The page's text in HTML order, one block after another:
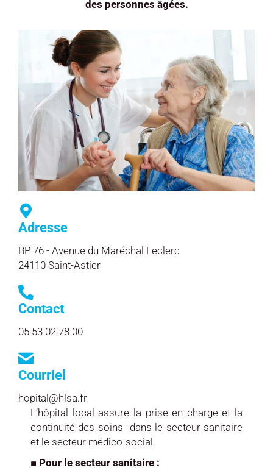
des personnes âgées.
Adresse
BP 76 - Avenue du Maréchal Leclerc
24110 Saint-Astier
Contact
05 53 02 78 00
Courriel
hopital@hlsa.fr
L’hôpital local assure la prise en charge et la
continuité des soins dans le secteur sanitaire
et le secteur médico-social.
■ Pour le secteur sanitaire :